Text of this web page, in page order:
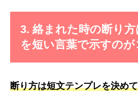
3. 絡まれた時の断り方
を短い言葉で示すのが
断り方は短文テンプレを決め